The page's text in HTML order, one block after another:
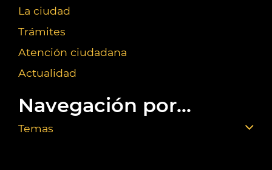
La ciudad
Trámites
Atención ciudadana
Actualidad
Navegación por...
Temas